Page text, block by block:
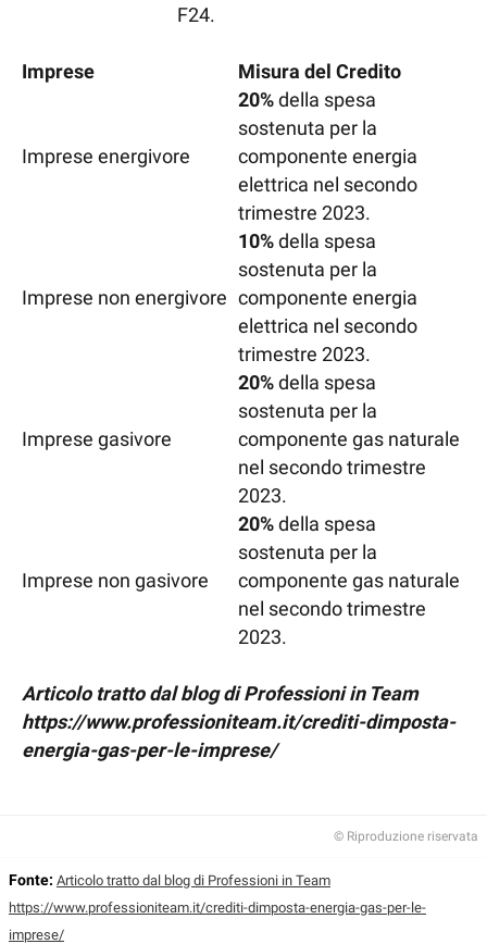
F24.
Imprese Misura del Credito
Imprese energivore
20%della spesa
sostenuta per la
componente energia
elettrica nel secondo
trimestre 2023.
Imprese non energivore
10%della spesa
sostenuta per la
componente energia
elettrica nel secondo
trimestre 2023.
Imprese gasivore
20%della spesa
sostenuta per la
componente gas naturale
nel secondo trimestre
2023.
Imprese non gasivore
20%della spesa
sostenuta per la
componente gas naturale
nel secondo trimestre
2023.
Articolo tratto dal blog di Professioni in Team
https://www.professioniteam.it/crediti-dimposta-
energia-gas-per-le-imprese/
© Riproduzione riservata
Fonte: Articolo tratto dal blog di Professioni in Team
https://www.professioniteam.it/crediti-dimposta-energia-gas-per-le-
imprese/